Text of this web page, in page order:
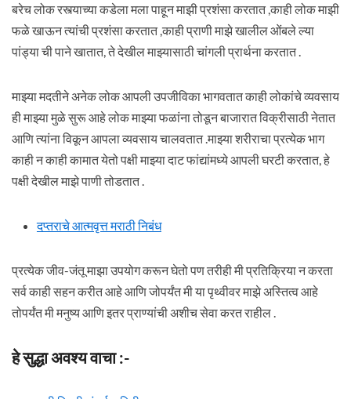
बरेच लोक रस्त्याच्या कडेला मला पाहून माझी प्रशंसा करतात ,काही लोक माझी
फळे खाऊन त्यांची प्रशंसा करतात ,काही प्राणी माझे खालील ओंबले ल्या
पांड्या ची पाने खातात, ते देखील माझ्यासाठी चांगली प्रार्थना करतात .
माझ्या मदतीने अनेक लोक आपली उपजीविका भागवतात काही लोकांचे व्यवसाय
ही माझ्या मुळे सुरू आहे लोक माझ्या फळांना तोडून बाजारात विक्रीसाठी नेतात
आणि त्यांना विकून आपला व्यवसाय चालवतात .माझ्या शरीराचा प्रत्येक भाग
काही न काही कामात येतो पक्षी माझ्या दाट फांद्यांमध्ये आपली घरटी करतात, हे
पक्षी देखील माझे पाणी तोडतात .
दप्तराचे आत्मवृत्त मराठी निबंध
प्रत्येक जीव-जंतू माझा उपयोग करून घेतो पण तरीही मी प्रतिक्रिया न करता
सर्व काही सहन करीत आहे आणि जोपर्यंत मी या पृथ्वीवर माझे अस्तित्व आहे
तोपर्यंत मी मनुष्य आणि इतर प्राण्यांची अशीच सेवा करत राहील .
हे सुद्धा अवश्य वाचा :-